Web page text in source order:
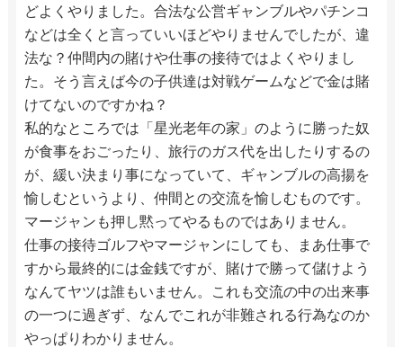
どよくやりました。合法な公営ギャンブルやパチンコ
などは全くと言っていいほどやりませんでしたが、違
法な？仲間内の賭けや仕事の接待ではよくやりまし
た。そう言えば今の子供達は対戦ゲームなどで金は賭
けてないのですかね？
私的なところでは「星光老年の家」のように勝った奴
が食事をおごったり、旅行のガス代を出したりするの
が、緩い決まり事になっていて、ギャンブルの高揚を
愉しむというより、仲間との交流を愉しむものです。
マージャンも押し黙ってやるものではありません。
仕事の接待ゴルフやマージャンにしても、まあ仕事で
すから最終的には金銭ですが、賭けで勝って儲けよう
なんてヤツは誰もいません。これも交流の中の出来事
の一つに過ぎず、なんでこれが非難される行為なのか
やっぱりわかりません。